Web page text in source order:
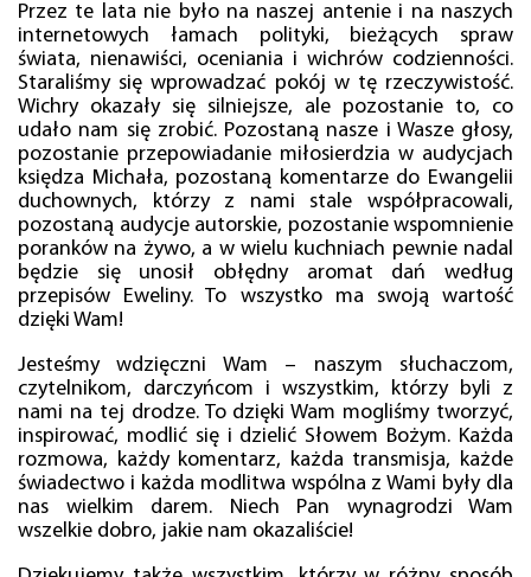
Przez te lata nie było na naszej antenie i na naszych
internetowych łamach polityki, bieżących spraw
świata, nienawiści, oceniania i wichrów codzienności.
Staraliśmy się wprowadzać pokój w tę rzeczywistość.
Wichry okazały się silniejsze, ale pozostanie to, co
udało nam się zrobić. Pozostaną nasze i Wasze głosy,
pozostanie przepowiadanie miłosierdzia w audycjach
księdza Michała, pozostaną komentarze do Ewangelii
duchownych, którzy z nami stale współpracowali,
pozostaną audycje autorskie, pozostanie wspomnienie
poranków na żywo, a w wielu kuchniach pewnie nadal
będzie się unosił obłędny aromat dań według
przepisów Eweliny. To wszystko ma swoją wartość
dzięki Wam!
Jesteśmy wdzięczni Wam – naszym słuchaczom,
czytelnikom, darczyńcom i wszystkim, którzy byli z
nami na tej drodze. To dzięki Wam mogliśmy tworzyć,
inspirować, modlić się i dzielić Słowem Bożym. Każda
rozmowa, każdy komentarz, każda transmisja, każde
świadectwo i każda modlitwa wspólna z Wami były dla
nas wielkim darem. Niech Pan wynagrodzi Wam
wszelkie dobro, jakie nam okazaliście!